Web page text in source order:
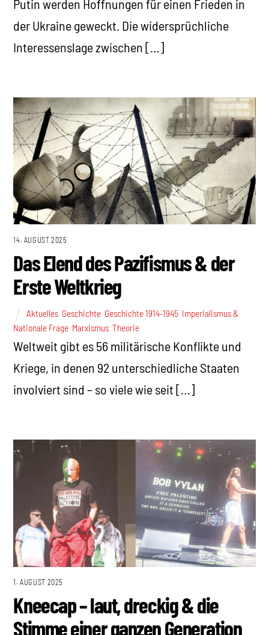
Putin werden Hoffnungen für einen Frieden in
der Ukraine geweckt. Die widersprüchliche
Interessenslage zwischen […]
14. AUGUST 2025
Das Elend des Pazifismus & der
Erste Weltkrieg
Aktuelles Geschichte Geschichte 1914-1945 Imperialismus &
Nationale Frage Marxismus ,Theorie
Weltweit gibt es 56 militärische Konflikte und
Kriege, in denen 92 unterschiedliche Staaten
involviert sind – so viele wie seit […]
1. AUGUST 2025
Kneecap – laut, dreckig & die
Stimme einer ganzen Generation